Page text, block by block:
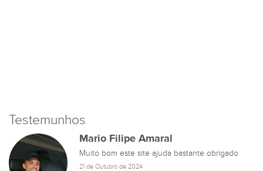
Testemunhos
Mario Filipe Amaral
Muito bom este site ajuda bastante obrigado
21 de Outubro de 2024